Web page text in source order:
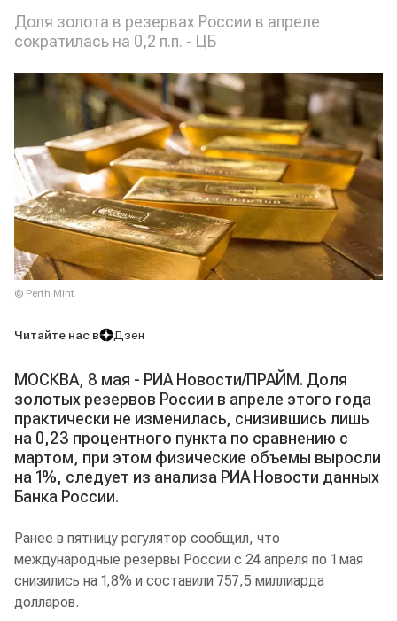
Доля золота в резервах России в апреле
сократилась на 0,2 п.п. - ЦБ
© Perth Mint
Читайте нас в Дзен
МОСКВА, 8 мая - РИА Новости/ПРАЙМ. Доля
золотых резервов России в апреле этого года
практически не изменилась, снизившись лишь
на 0,23 процентного пункта по сравнению с
мартом, при этом физические объемы выросли
на 1%, следует из анализа РИА Новости данных
Банка России.
Ранее в пятницу регулятор сообщил, что
международные резервы России с 24 апреля по 1 мая
снизились на 1,8% и составили 757,5 миллиарда
долларов.